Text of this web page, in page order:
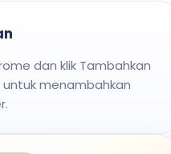
dan klik Tambahkan
menambahkan